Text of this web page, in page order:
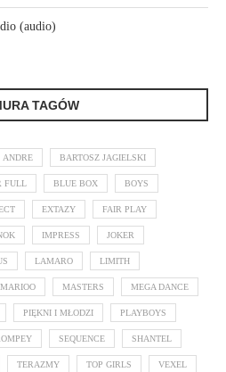
(audio)
TAGÓW
ANDRE BARTOSZ JAGIELSKI
FULL BLUE BOX BOYS
EXTAZY FAIR PLAY
IMPRESS JOKER
LAMARO LIMITH
MARIOO MASTERS MEGA DANCE
PIĘKNI I MŁODZI PLAYBOYS
SEQUENCE SHANTEL
TERAZMY TOP GIRLS VEXEL